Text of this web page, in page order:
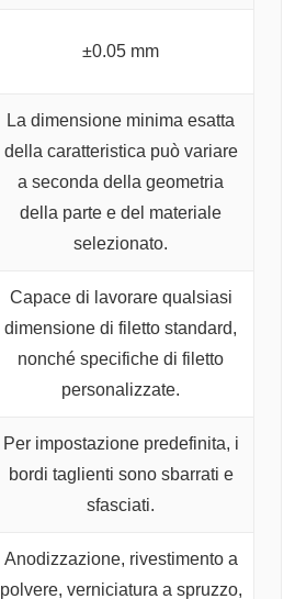
±0.05 mm
La dimensione minima esatta
della caratteristica può variare
a seconda della geometria
della parte e del materiale
selezionato.
Capace di lavorare qualsiasi
dimensione di filetto standard,
nonché specifiche di filetto
personalizzate.
Per impostazione predefinita, i
bordi taglienti sono sbarrati e
sfasciati.
Anodizzazione, rivestimento a
polvere, verniciatura a spruzzo,